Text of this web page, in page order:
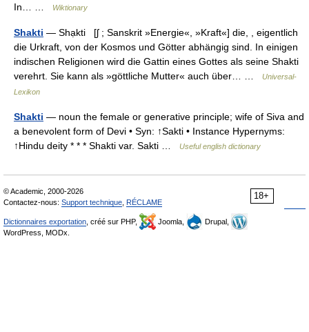
In… …
Wiktionary
Shakti — Shạkti [ʃ ; Sanskrit »Energie«, »Kraft«] die, , eigentlich
die Urkraft, von der Kosmos und Götter abhängig sind. In einigen
indischen Religionen wird die Gattin eines Gottes als seine Shakti
verehrt. Sie kann als »göttliche Mutter« auch über… …
Universal-
Lexikon
Shakti — noun the female or generative principle; wife of Siva and
a benevolent form of Devi • Syn: ↑Sakti • Instance Hypernyms:
↑Hindu deity * * * Shakti var. Sakti …
Useful english dictionary
18+
© Academic, 2000-2026
Contactez-nous: Support technique RÉCLAME
Dictionnaires exportation , créé sur PHP, Joomla,
Drupal,
WordPress, MODx.